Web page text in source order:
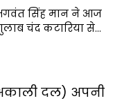
सिंह मान ने आज
चंद कटारिया से…
(अकाली दल) अपनी